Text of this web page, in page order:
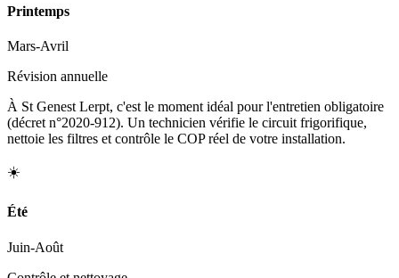
Printemps
Mars-Avril
Révision annuelle
À St Genest Lerpt, c'est le moment idéal pour l'entretien obligatoire
(décret n°2020-912). Un technicien vérifie le circuit frigorifique,
nettoie les filtres et contrôle le COP réel de votre installation.
☀️
Été
Juin-Août